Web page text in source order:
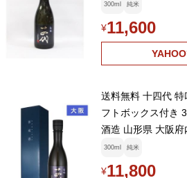
300ml 純米
¥11,600
送料無料 十四代
フトボックス付き
酒造 山形県 大阪
ント
300ml 純米
¥11,800